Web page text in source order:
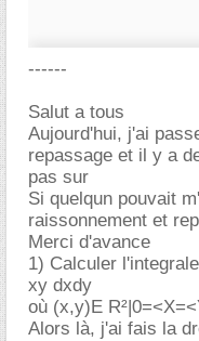
------
Salut a tous
Aujourd'hui, j'ai
repassage et il y a
pas sur
Si quelqun pouvait
raissonnement et
Merci d'avance
1) Calculer
xy dxdy
où (x,y)E
Alors là, j'ai fais la